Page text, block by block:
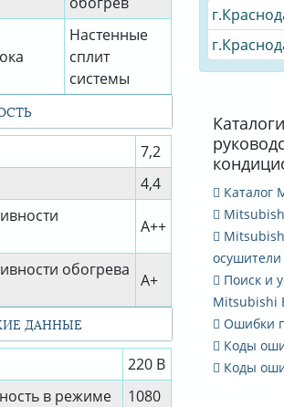
Настенные
сплит
системы
7,2
4,4
А++
обогрева
A+
ДАННЫЕ
220 В
в режиме
1080
Каталог
осушители
Поиск и
Mitsubishi
Ошибки
Коды
Коды